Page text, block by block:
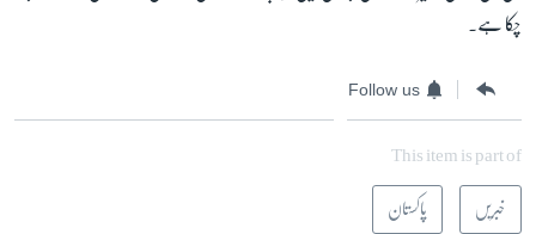
چکا ہے۔
Follow us
This item is part of
خبریں پاکستان